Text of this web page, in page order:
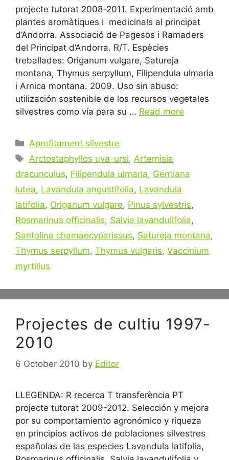
projecte tutorat 2008-2011. Experimentació amb
plantes aromàtiques i medicinals al principat
d’Andorra. Associació de Pagesos i Ramaders
del Principat d’Andorra. R/T. Espècies
treballades: Origanum vulgare, Satureja
montana, Thymus serpyllum, Filipendula ulmaria
i Arnica montana. 2009. Uso sin abuso:
utilización sostenible de los recursos vegetales
silvestres como vía para su … Read more
Categories
Aprofitament silvestre
Tags
Arctostaphyllos uva-ursi,Artemisia
dracunculus, Filipendula ulmaria, Gentiana
lutea, Lavandula angustifolia, Lavandula
latifolia, Origanum vulgare, Pinus sylvestris,
Rosmarinus officinalis, Salvia lavandulifolia,
Santolina chamaecyparissus, Satureja montana,
Thymus serpyllum, Thymus vulgaris, Vaccinium
myrtillus
Projectes de cultiu 1997-
2010
6 October 2010 by Editor
LLEGENDA: R recerca T transferència PT
projecte tutorat 2009-2012. Selección y mejora
por su comportamiento agronómico y riqueza
en principios activos de poblaciones silvestres
españolas de las especies Lavandula latifolia,